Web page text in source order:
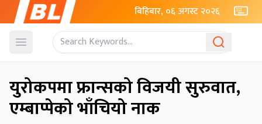
बिहिबार, ०६ अगस्ट २०२६
Open menu
युरोकपमा फ्रान्सको विजयी सुरुवात,
एम्बाप्पेको भाँचियो नाक